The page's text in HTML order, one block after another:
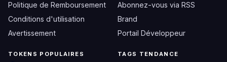
Politique de Remboursement
Conditions d'utilisation
Avertissement
Abonnez-vous via RSS
Brand
Portail Développeur
TOKENS POPULAIRES TAGS TENDANCE